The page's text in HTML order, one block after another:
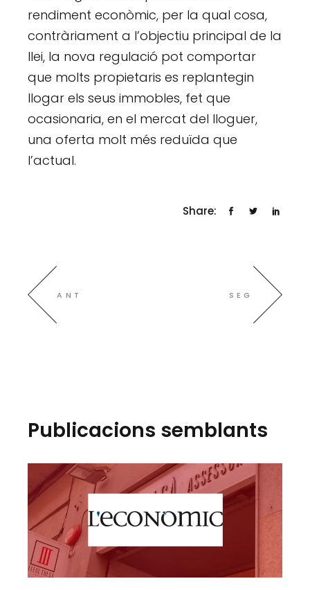
rendiment econòmic, per la qual cosa,
contràriament a l’objectiu principal de la
llei, la nova regulació pot comportar
que molts propietaris es replantegin
llogar els seus immobles, fet que
ocasionaria, en el mercat del lloguer,
una oferta molt més reduïda que
l’actual.
Share:
ANT SEG
Publicacions semblants